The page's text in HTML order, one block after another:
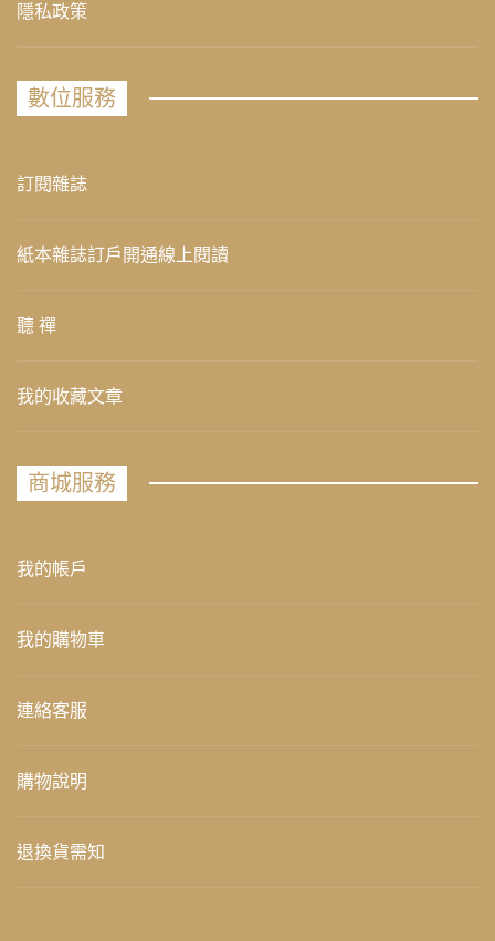
隱私政策
數位服務
訂閱雜誌
紙本雜誌訂戶開通線上閱讀
聽 禪
我的收藏文章
商城服務
我的帳戶
我的購物車
連絡客服
購物說明
退換貨需知